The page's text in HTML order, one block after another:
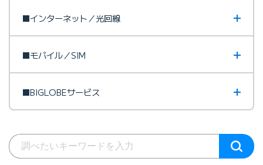
■インターネット／光回線
■モバイル／SIM
■BIGLOBEサービス